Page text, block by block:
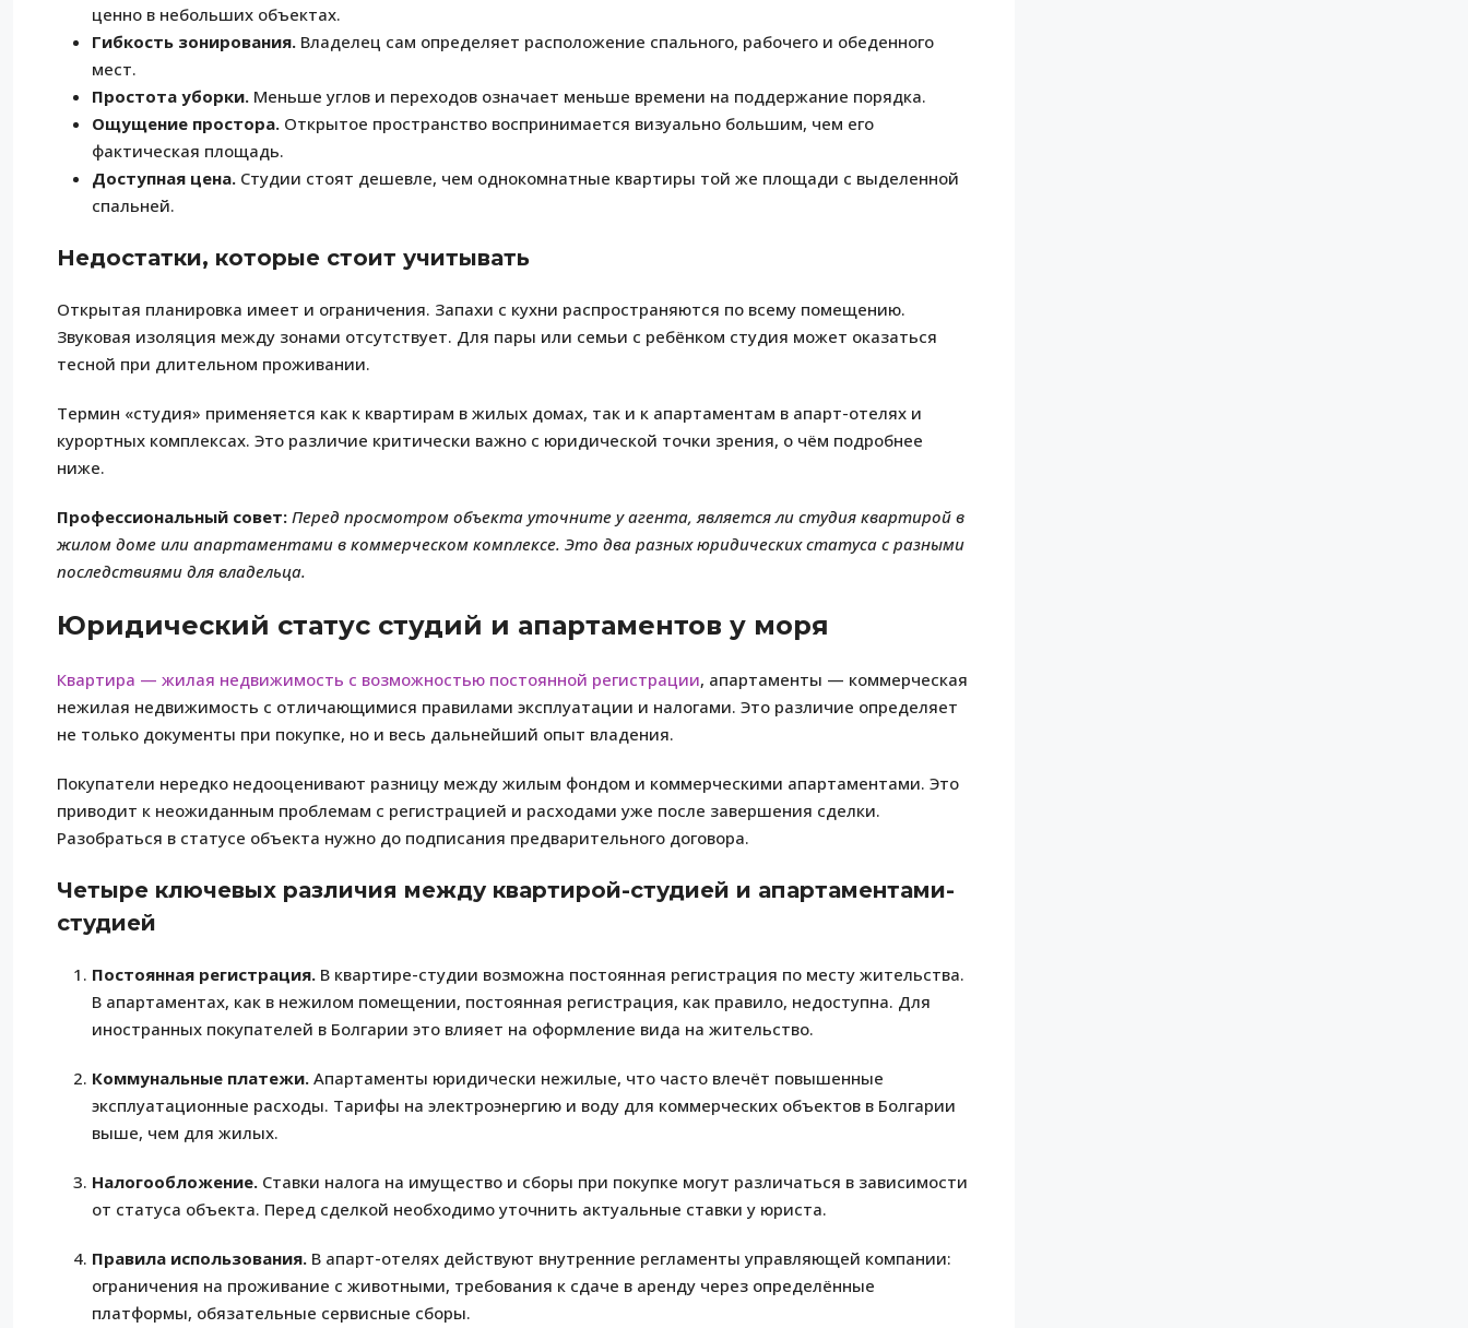
ценно в небольших объектах.
Гибкость зонирования. Владелец сам определяет расположение спального, рабочего и обеденного
мест.
Простота уборки. Меньше углов и переходов означает меньше времени на поддержание порядка.
Ощущение простора. Открытое пространство воспринимается визуально большим, чем его
фактическая площадь.
Доступная цена. Студии стоят дешевле, чем однокомнатные квартиры той же площади с выделенной
спальней.
Недостатки, которые стоит учитывать
Открытая планировка имеет и ограничения. Запахи с кухни распространяются по всему помещению.
Звуковая изоляция между зонами отсутствует. Для пары или семьи с ребёнком студия может оказаться
тесной при длительном проживании.
Термин «студия» применяется как к квартирам в жилых домах, так и к апартаментам в апарт-отелях и
курортных комплексах. Это различие критически важно с юридической точки зрения, о чём подробнее
ниже.
Профессиональный совет: Перед просмотром объекта уточните у агента, является ли студия квартирой в
жилом доме или апартаментами в коммерческом комплексе. Это два разных юридических статуса с разными
последствиями для владельца.
Юридический статус студий и апартаментов у моря
Квартира — жилая недвижимость с возможностью постоянной регистрации, апартаменты — коммерческая
нежилая недвижимость с отличающимися правилами эксплуатации и налогами. Это различие определяет
не только документы при покупке, но и весь дальнейший опыт владения.
Покупатели нередко недооценивают разницу между жилым фондом и коммерческими апартаментами. Это
приводит к неожиданным проблемам с регистрацией и расходами уже после завершения сделки.
Разобраться в статусе объекта нужно до подписания предварительного договора.
Четыре ключевых различия между квартирой-студией и апартаментами-
студией
Постоянная регистрация. В квартире-студии возможна постоянная регистрация по месту жительства.
В апартаментах, как в нежилом помещении, постоянная регистрация, как правило, недоступна. Для
иностранных покупателей в Болгарии это влияет на оформление вида на жительство.
Коммунальные платежи. Апартаменты юридически нежилые, что часто влечёт повышенные
эксплуатационные расходы. Тарифы на электроэнергию и воду для коммерческих объектов в Болгарии
выше, чем для жилых.
Налогообложение. Ставки налога на имущество и сборы при покупке могут различаться в зависимости
от статуса объекта. Перед сделкой необходимо уточнить актуальные ставки у юриста.
Правила использования. В апарт-отелях действуют внутренние регламенты управляющей компании:
ограничения на проживание с животными, требования к сдаче в аренду через определённые
платформы, обязательные сервисные сборы.